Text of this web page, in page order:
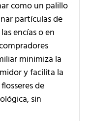
como un palillo
partículas de
encías o en
minimiza la
y facilita la
de
sin